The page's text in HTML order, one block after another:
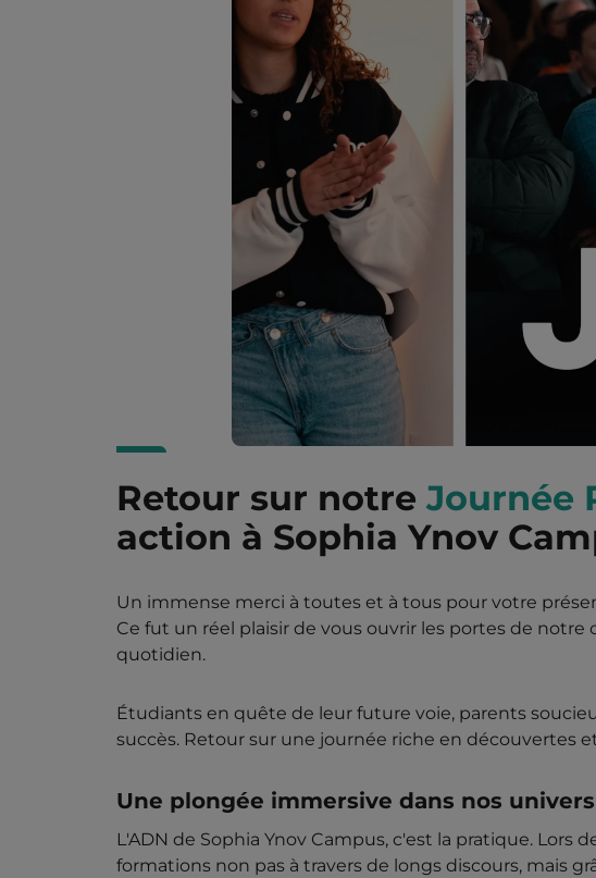
Retour sur notre Journée
action à Sophia Ynov
Un immense merci à toutes et à tous pour votre
Ce fut un réel plaisir de vous ouvrir les portes de
quotidien.
Étudiants en quête de leur future voie, parents
succès. Retour sur une journée riche en découvertes
Une plongée immersive dans nos
L'ADN de Sophia Ynov Campus, c'est la pratique. Lors
formations non pas à travers de longs discours, mais